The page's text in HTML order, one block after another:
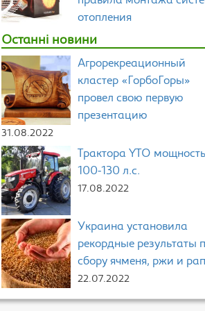
отопления
Останні новини
Агрорекреационный
кластер «ГорбоГоры»
провел свою первую
презентацию
31.08.2022
Трактора YTO
100-130 л.с.
17.08.2022
Украина установила
рекордные результаты
сбору ячменя, ржи и
22.07.2022